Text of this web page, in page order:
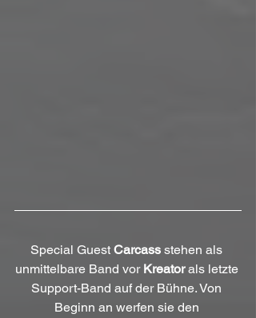
Special Guest Carcass stehen als
unmittelbare Band vor Kreator als letzte
Support-Band auf der Bühne. Von
Beginn an werfen sie den